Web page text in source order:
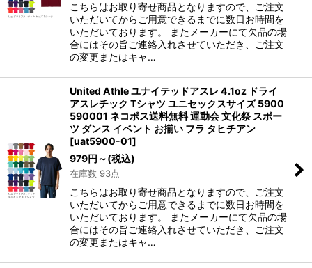
こちらはお取り寄せ商品となりますので、ご注文
いただいてからご用意できるまでに数日お時間を
いただいております。 またメーカーにて欠品の場
合にはその旨ご連絡入れさせていただき、ご注文
の変更またはキャ…
United Athle ユナイテッドアスレ 4.1oz ドライ
アスレチック Tシャツ ユニセックスサイズ 5900
590001 ネコポス送料無料 運動会 文化祭 スポー
ツ ダンス イベント お揃い フラ タヒチアン
[uat5900-01]
979円 ～(税込)
在庫数 93点
こちらはお取り寄せ商品となりますので、ご注文
いただいてからご用意できるまでに数日お時間を
いただいております。 またメーカーにて欠品の場
合にはその旨ご連絡入れさせていただき、ご注文
の変更またはキャ…